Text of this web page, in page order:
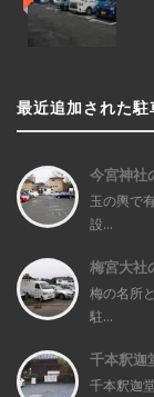
最近追加された駐
今宮神社
玉の輿で
設...
梅宮大社
梅の名所
駐...
千本釈迦
千本釈迦